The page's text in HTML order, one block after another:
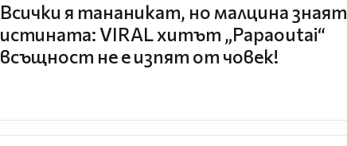
Всички я тананикат, но малцина знаят
истината: VIRAL хитът „Papaoutai“
всъщност не е изпят от човек!